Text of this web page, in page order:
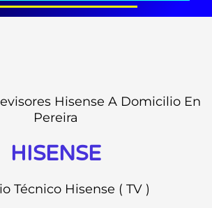
Hisense A Domicilio En
Pereira
HISENSE
Técnico Hisense ( TV )